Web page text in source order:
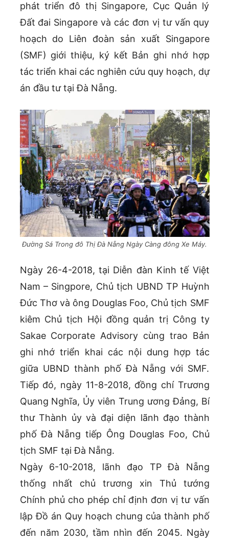
phát triển đô thị Singapore, Cục Quản lý
Đất đai Singapore và các đơn vị tư vấn quy
hoạch do Liên đoàn sản xuất Singapore
(SMF) giới thiệu, ký kết Bản ghi nhớ hợp
tác triển khai các nghiên cứu quy hoạch, dự
án đầu tư tại Đà Nẵng.
Đường Sá Trong đô Thị Đà Nẵng Ngày Càng đông Xe Máy.
Ngày 26-4-2018, tại Diễn đàn Kinh tế Việt
Nam – Singpore, Chủ tịch UBND TP Huỳnh
Đức Thơ và ông Douglas Foo, Chủ tịch SMF
kiêm Chủ tịch Hội đồng quản trị Công ty
Sakae Corporate Advisory cùng trao Bản
ghi nhớ triển khai các nội dung hợp tác
giữa UBND thành phố Đà Nẵng với SMF.
Tiếp đó, ngày 11-8-2018, đồng chí Trương
Quang Nghĩa, Ủy viên Trung ương Đảng, Bí
thư Thành ủy và đại diện lãnh đạo thành
phố Đà Nẵng tiếp Ông Douglas Foo, Chủ
tịch SMF tại Đà Nẵng.
Ngày 6-10-2018, lãnh đạo TP Đà Nẵng
thống nhất chủ trương xin Thủ tướng
Chính phủ cho phép chỉ định đơn vị tư vấn
lập Đồ án Quy hoạch chung của thành phố
đến năm 2030, tầm nhìn đến 2045. Ngày